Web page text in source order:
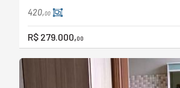
420,00
R$ 279.000,00